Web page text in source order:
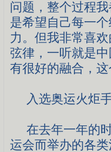
问题，整个过程
是希望自己每一
力。但我非常喜
弦律，一听就是
有很好的融合，
入选奥运火炬
在去年一年的
运会而举办的各